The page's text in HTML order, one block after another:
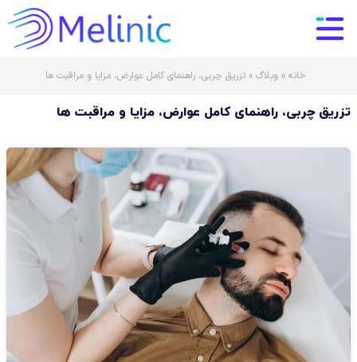
خانه » وبلاگ » تزریق چربی، راهنمای کامل عوارض، مزایا و مراقبت ها
تزریق چربی، راهنمای کامل عوارض، مزایا و مراقبت ها